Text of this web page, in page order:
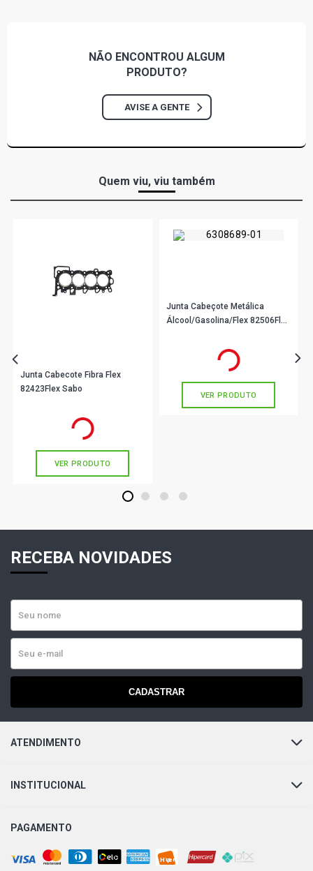
NÃO ENCONTROU ALGUM
PRODUTO?
AVISE A GENTE
Quem viu, viu também
Junta Cabecote Fibra Flex
82423Flex Sabo
em até 5x de
VER PRODUTO
Junta Cabeçote Metálica
Álcool/Gasolina/Flex 82506Flex
em até 4x de
VER PRODUTO
1 2 3 4
RECEBA NOVIDADES
CADASTRAR
ATENDIMENTO
INSTITUCIONAL
PAGAMENTO